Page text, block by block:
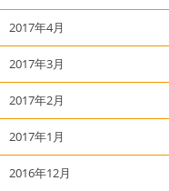
2017年4月
2017年3月
2017年2月
2017年1月
2016年12月